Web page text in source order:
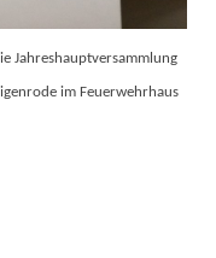
Jahreshauptversammlung
im Feuerwehrhaus